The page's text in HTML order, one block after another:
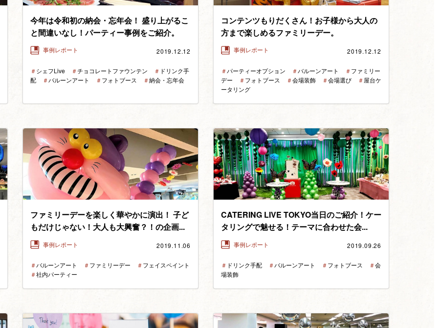
今年は令和初の納会・忘年会！ 盛り上がるこ
と間違いなし！パーティー事例をご紹介。
事例レポート 2019.12.12
＃シェフLive ＃チョコレートファウンテン ＃ ドリンク手
配
＃バルーンアート ＃フォトブース ＃納会・忘年会
コンテンツもりだくさん！お子様から大人の
方まで楽しめるファミリーデー。
事例レポート 2019.12.12
＃パーティーオプション ＃バルーンアート ＃ファミリー
デー
＃フォトブース ＃会場装飾 ＃会場選び ＃屋台ケ
ータリング
ファミリーデーを楽しく華やかに演出！ 子ど
もだけじゃない！大人も大興奮？！の企画...
事例レポート 2019.11.06
＃バルーンアート ＃ファミリーデー ＃フェイスペイント
＃社内パーティー
CATERING LIVE TOKYO当日のご紹介！ケー
タリングで魅せる！テーマに合わせた会...
事例レポート 2019.09.26
＃ ドリンク手配 ＃バルーンアート ＃フォトブース ＃会
場装飾